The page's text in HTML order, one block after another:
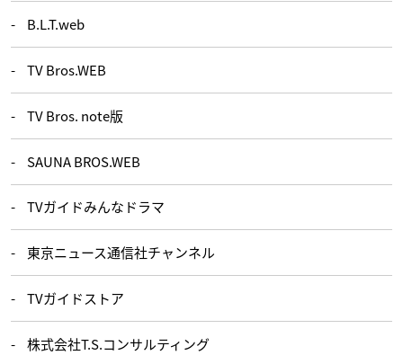
B.L.T.web
TV Bros.WEB
TV Bros. note版
SAUNA BROS.WEB
TVガイドみんなドラマ
東京ニュース通信社チャンネル
TVガイドストア
株式会社T.S.コンサルティング